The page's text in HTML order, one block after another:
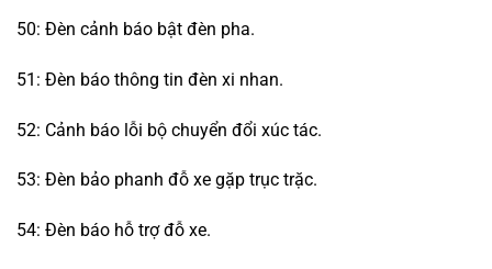
50: Đèn cảnh báo bật đèn pha.
51: Đèn báo thông tin đèn xi nhan.
52: Cảnh báo lỗi bộ chuyển đổi xúc tác.
53: Đèn bảo phanh đỗ xe gặp trục trặc.
54: Đèn báo hỗ trợ đỗ xe.